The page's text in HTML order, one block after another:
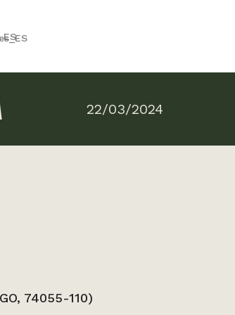
ES
22/03/2024
74055-110)